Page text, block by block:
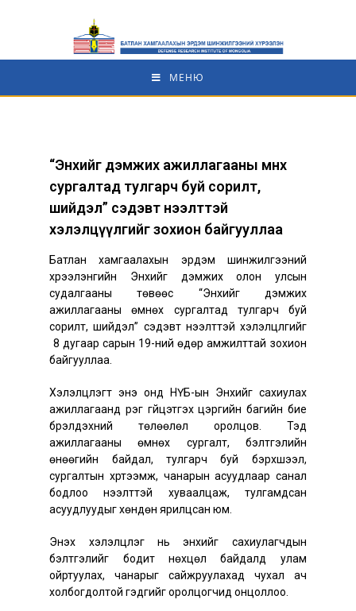
МЕНЮ
“Энхийг дэмжих ажиллагааны өмнөх
сургалтад тулгарч буй сорилт,
шийдэл” сэдэвт нээлттэй
хэлэлцүүлгийг зохион байгууллаа
Батлан хамгаалахын эрдэм шинжилгээний
хүрээлэнгийн Энхийг дэмжих олон улсын
судалгааны төвөөс “Энхийг дэмжих
ажиллагааны өмнөх сургалтад тулгарч буй
сорилт, шийдэл” сэдэвт нээлттэй хэлэлцүүлгийг
8 дугаар сарын 19-ний өдөр амжилттай зохион
байгууллаа.
Хэлэлцүүлэгт энэ онд НҮБ-ын Энхийг сахиулах
ажиллагаанд үүрэг гүйцэтгэх цэргийн багийн бие
бүрэлдэхүүний төлөөлөл оролцов. Тэд
ажиллагааны өмнөх сургалт, бэлтгэлийн
өнөөгийн байдал, тулгарч буй бэрхшээл,
сургалтын хүртээмж, чанарын асуудлаар санал
бодлоо нээлттэй хуваалцаж, тулгамдсан
асуудлуудыг хөндөн ярилцсан юм.
Энэхүү хэлэлцүүлэг нь энхийг сахиулагчдын
бэлтгэлийг бодит нөхцөл байдалд улам
ойртуулах, чанарыг сайжруулахад чухал ач
холбогдолтой гэдгийг оролцогчид онцоллоо.